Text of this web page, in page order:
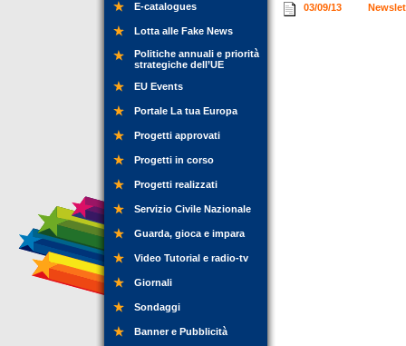
E-catalogues
Lotta alle Fake News
Politiche annuali e priorità
strategiche dell’UE
EU Events
Portale La tua Europa
Progetti approvati
Progetti in corso
Progetti realizzati
Servizio Civile Nazionale
Guarda, gioca e impara
Video Tutorial e radio-tv
Giornali
Sondaggi
Banner e Pubblicità
03/09/13